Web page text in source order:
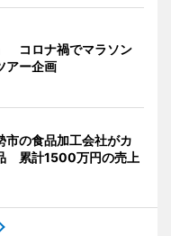
コロナ禍でマラソン
アー企画
市の食品加工会社がカ
累計1500万円の売上